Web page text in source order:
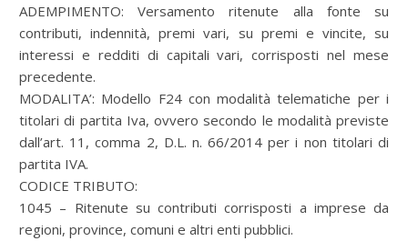
ADEMPIMENTO: Versamento ritenute alla fonte su
contributi, indennità, premi vari, su premi e vincite, su
interessi e redditi di capitali vari, corrisposti nel mese
precedente.
MODALITA’: Modello F24 con modalità telematiche per i
titolari di partita Iva, ovvero secondo le modalità previste
dall’art. 11, comma 2, D.L. n. 66/2014 per i non titolari di
partita IVA.
CODICE TRIBUTO:
1045 – Ritenute su contributi corrisposti a imprese da
regioni, province, comuni e altri enti pubblici.